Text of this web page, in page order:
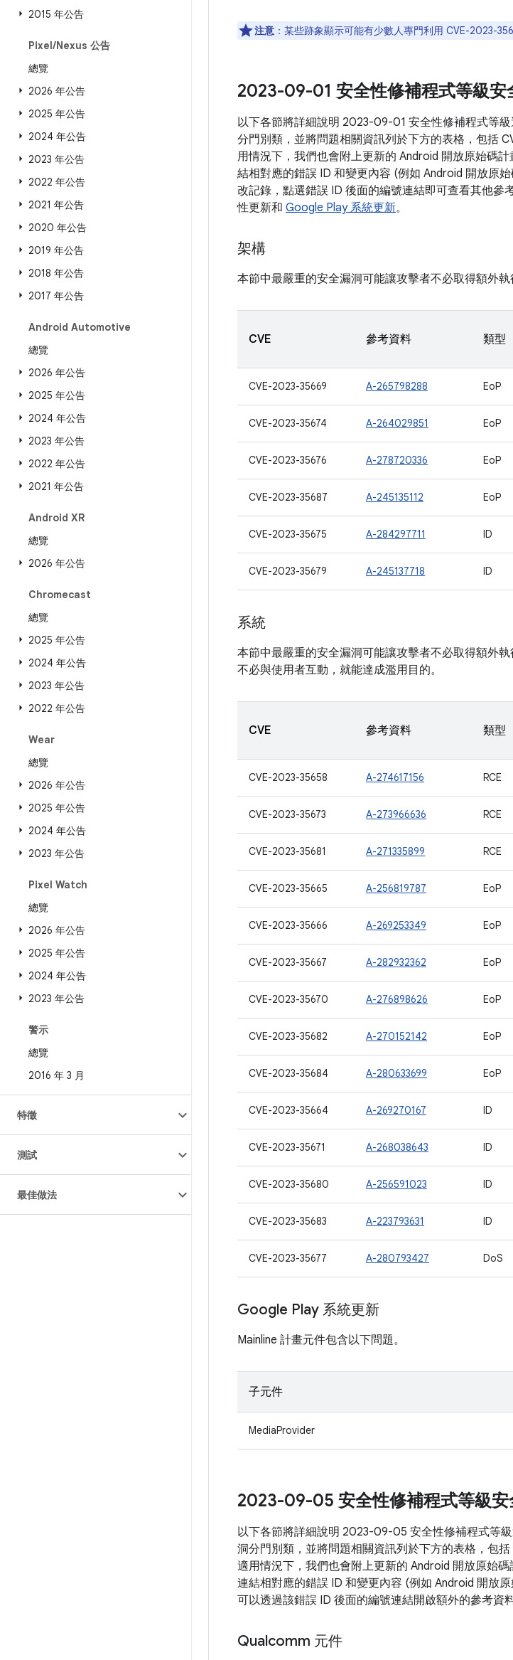
2015 年公告
Pixel/Nexus 公告
總覽
2026 年公告
2025 年公告
2024 年公告
2023 年公告
2022 年公告
2021 年公告
2020 年公告
2019 年公告
2018 年公告
2017 年公告
Android Automotive
總覽
2026 年公告
2025 年公告
2024 年公告
2023 年公告
2022 年公告
2021 年公告
Android XR
總覽
2026 年公告
Chromecast
總覽
2025 年公告
2024 年公告
2023 年公告
2022 年公告
Wear
總覽
2026 年公告
2025 年公告
2024 年公告
2023 年公告
Pixel Watch
總覽
2026 年公告
2025 年公告
2024 年公告
2023 年公告
警示
總覽
2016 年 3 月
特徵
測試
最佳做法
注意 ：某些跡象顯示可能有少數人專門利用 CVE-2023-
2023-09-01 安全性修補程式等級安
以下各節將詳細說明 2023-09-01 安全性修補程式等
分門別類，並將問題相關資訊列於下方的表格，包括
用情況下，我們也會附上更新的 Android 開放原始碼
結相對應的錯誤 ID 和變更內容 (例如 Android 開放原
改記錄，點選錯誤 ID 後面的編號連結即可查看其他參
性更新和 Google Play 系統更新。
架構
本節中最嚴重的安全漏洞可能讓攻擊者不必取得額外
CVE 參考資料 類型
CVE-2023-35669 A-265798288 EoP
CVE-2023-35674 A-264029851 EoP
CVE-2023-35676 A-278720336 EoP
CVE-2023-35687 A-245135112 EoP
CVE-2023-35675 A-284297711 ID
CVE-2023-35679 A-245137718 ID
系統
本節中最嚴重的安全漏洞可能讓攻擊者不必取得額外
不必與使用者互動，就能達成濫用目的。
CVE 參考資料 類型
CVE-2023-35658 A-274617156 RCE
CVE-2023-35673 A-273966636 RCE
CVE-2023-35681 A-271335899 RCE
CVE-2023-35665 A-256819787 EoP
CVE-2023-35666 A-269253349 EoP
CVE-2023-35667 A-282932362 EoP
CVE-2023-35670 A-276898626 EoP
CVE-2023-35682 A-270152142 EoP
CVE-2023-35684 A-280633699 EoP
CVE-2023-35664 A-269270167 ID
CVE-2023-35671 A-268038643 ID
CVE-2023-35680 A-256591023 ID
CVE-2023-35683 A-223793631 ID
CVE-2023-35677 A-280793427 DoS
Google Play 系統更新
Mainline 計畫元件包含以下問題。
子元件
MediaProvider
2023-09-05 安全性修補程式等級安
以下各節將詳細說明 2023-09-05 安全性修補程式等
洞分門別類，並將問題相關資訊列於下方的表格，包括
適用情況下，我們也會附上更新的 Android 開放原始
連結相對應的錯誤 ID 和變更內容 (例如 Android 開放
可以透過該錯誤 ID 後面的編號連結開啟額外的參考資料
Qualcomm 元件